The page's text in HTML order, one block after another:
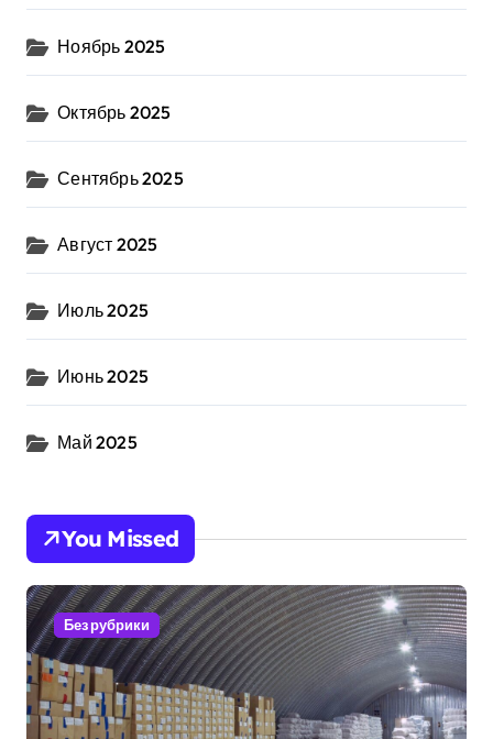
Ноябрь 2025
Октябрь 2025
Сентябрь 2025
Август 2025
Июль 2025
Июнь 2025
Май 2025
You Missed
Без рубрики